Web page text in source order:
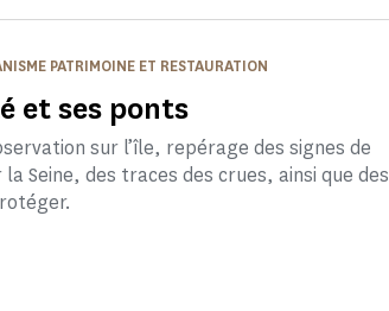
et ses ponts
PATRIMOINE ET RESTAURATION
sur l’île, repérage des signes de
Seine, des traces des crues, ainsi que des